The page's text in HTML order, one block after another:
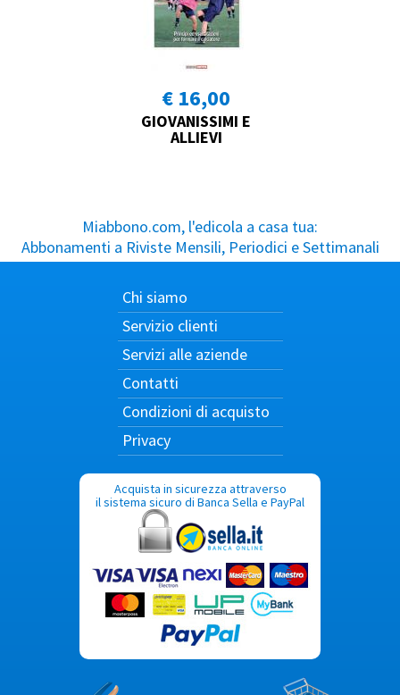
€ 16,00
GIOVANISSIMI E
ALLIEVI
Miabbono.com, l'edicola a casa tua:
Abbonamenti a Riviste Mensili, Periodici e Settimanali
Chi siamo
Servizio clienti
Servizi alle aziende
Contatti
Condizioni di acquisto
Privacy
Acquista in sicurezza attraverso
il sistema sicuro di Banca Sella e PayPal